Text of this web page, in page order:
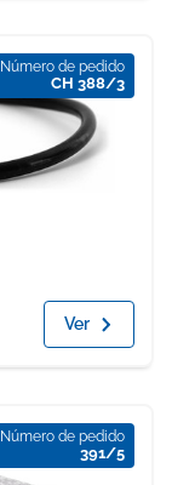
Número de pedido
CH 388/3
Ver
Número de pedido
391/5